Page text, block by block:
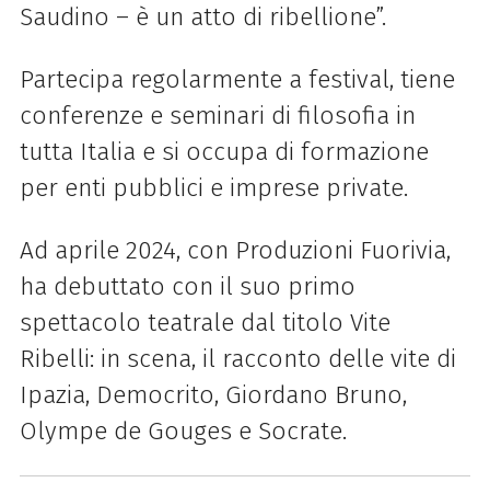
Saudino – è un atto di ribellione”.
Partecipa regolarmente a festival, tiene
conferenze e seminari di filosofia in
tutta Italia e si occupa di formazione
per enti pubblici e imprese private.
Ad aprile 2024, con Produzioni Fuorivia,
ha debuttato con il suo primo
spettacolo teatrale dal titolo Vite
Ribelli: in scena, il racconto delle vite di
Ipazia, Democrito, Giordano Bruno,
Olympe de Gouges e Socrate.